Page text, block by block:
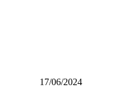
17/06/2024